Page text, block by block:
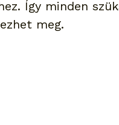
Így minden
meg.